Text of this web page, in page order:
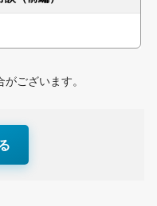
ございます。